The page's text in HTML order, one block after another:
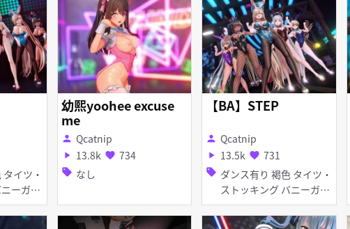
幼熙yoohee excuse
me
person Qcatnip
play_arrow 13.8k favorite 734
sell なし
【BA】STEP
person Qcatnip
play_arrow 13.5k favorite 731
sell ダンス有り 褐色 タイツ・
ストッキング バニーガー
ル